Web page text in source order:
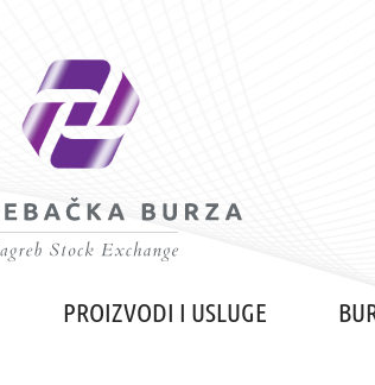
PROIZVODI I USLUGE